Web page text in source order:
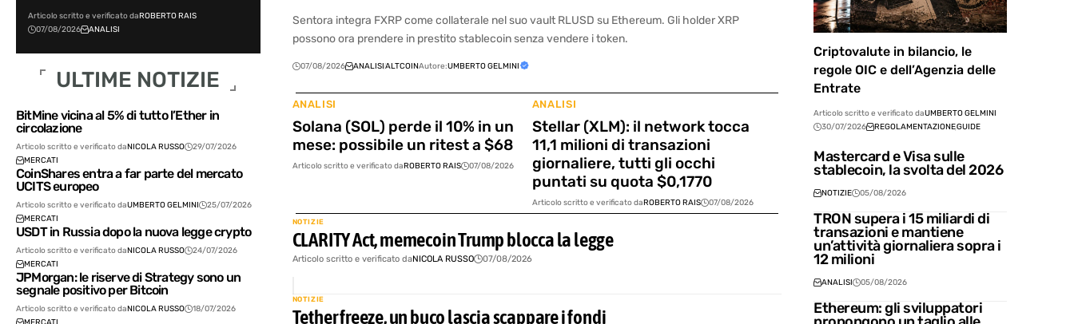
Articolo scritto e verificato daROBERTO RAIS
07/08/2026
ANALISI
ULTIME NOTIZIE
BitMine vicina al 5% di tutto l’Ether in
circolazione
Articolo scritto e verificato daNICOLA RUSSO
29/07/2026
MERCATI
CoinShares entra a far parte del mercato
UCITS europeo
Articolo scritto e verificato daUMBERTO GELMINI
25/07/2026
MERCATI
USDT in Russia dopo la nuova legge crypto
Articolo scritto e verificato daNICOLA RUSSO
24/07/2026
MERCATI
JPMorgan: le riserve di Strategy sono un
segnale positivo per Bitcoin
Articolo scritto e verificato daNICOLA RUSSO
18/07/2026
Sentora integra FXRP come collaterale nel suo vault RLUSD su Ethereum. Gli holder XRP
possono ora prendere in prestito stablecoin senza vendere i token.
07/08/2026 ANALISIALTCOINAutore:UMBERTO GELMINI
ANALISI
Solana (SOL) perde il 10% in un
mese: possibile un ritest a $68
Articolo scritto e verificato daROBERTO RAIS 07/08/2026
ANALISI
Stellar (XLM): il network tocca
11,1 milioni di transazioni
giornaliere, tutti gli occhi
puntati su quota $0,1770
Articolo scritto e verificato daROBERTO RAIS 07/08/2026
NOTIZIE
CLARITY Act, memecoin Trump blocca la legge
Articolo scritto e verificato daNICOLA RUSSO 07/08/2026
NOTIZIE
Tether freeze, un buco lascia scappare i fondi
Criptovalute in bilancio, le
regole OIC e dell’Agenzia delle
Entrate
Articolo scritto e verificato daUMBERTO GELMINI
30/07/2026
REGOLAMENTAZIONEGUIDE
Mastercard e Visa sulle
stablecoin, la svolta del 2026
NOTIZIE 05/08/2026
TRON supera i 15 miliardi di
transazioni e mantiene
un’attività giornaliera sopra i
12 milioni
ANALISI 05/08/2026
Ethereum: gli sviluppatori